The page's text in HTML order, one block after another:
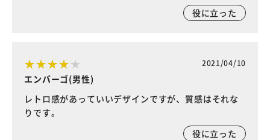
役に立った
2021/04/10
エンバーゴ(男性)
レトロ感があっていいデザインですが、質感はそれな
りです。
役に立った